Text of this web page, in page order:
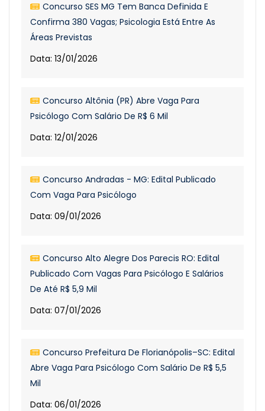
Concurso SES MG Tem Banca Definida E
Confirma 380 Vagas; Psicologia Está Entre As
Áreas Previstas
Data: 13/01/2026
Concurso Altônia (PR) Abre Vaga Para
Psicólogo Com Salário De R$ 6 Mil
Data: 12/01/2026
Concurso Andradas - MG: Edital Publicado
Com Vaga Para Psicólogo
Data: 09/01/2026
Concurso Alto Alegre Dos Parecis RO: Edital
Publicado Com Vagas Para Psicólogo E Salários
De Até R$ 5,9 Mil
Data: 07/01/2026
Concurso Prefeitura De Florianópolis–SC: Edital
Abre Vaga Para Psicólogo Com Salário De R$ 5,5
Mil
Data: 06/01/2026